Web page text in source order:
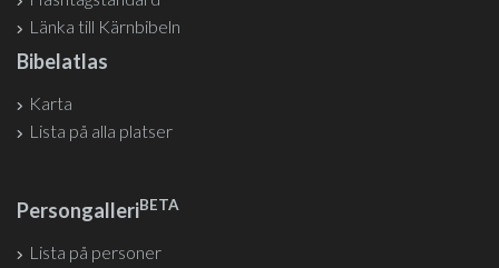
Länka till Kärnbibeln
Bibelatlas
Karta
Lista på alla platser
PersongalleriBETA
Lista på personer